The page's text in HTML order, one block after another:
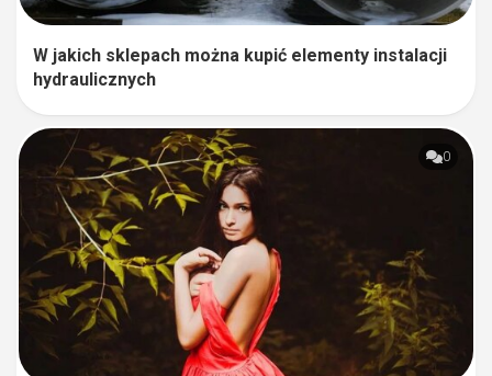
W jakich sklepach można kupić elementy instalacji
hydraulicznych
0